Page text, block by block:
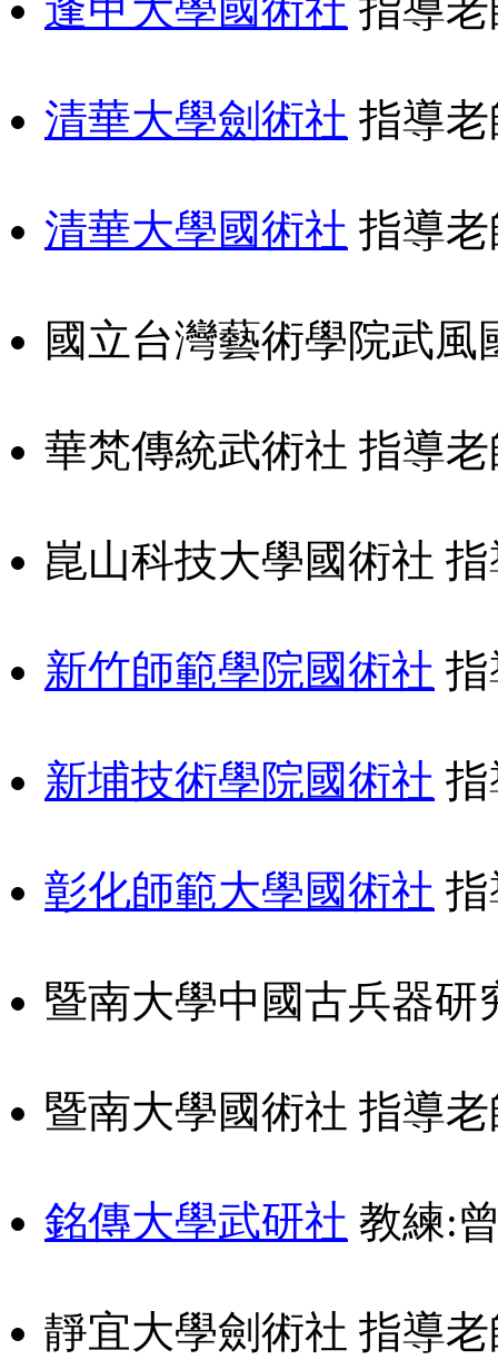
清華大學劍術社 指導
清華大學國術社 指導
國立台灣藝術學院武
華梵傳統武術社 指導
崑山科技大學國術社
新竹師範學院國術社
新埔技術學院國術社
彰化師範大學國術社
暨南大學中國古兵器研
暨南大學國術社 指導
銘傳大學武研社 教練:
靜宜大學劍術社 指導